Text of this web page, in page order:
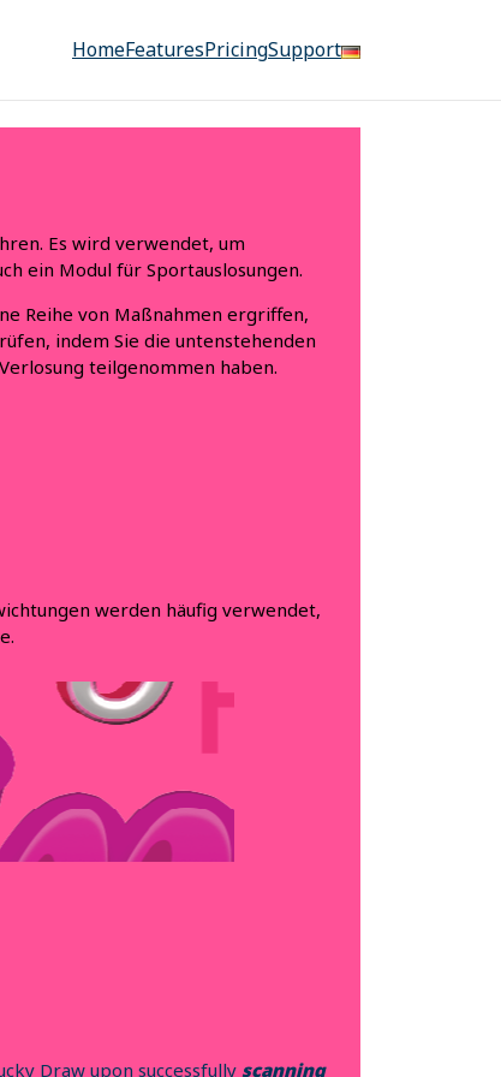
HomeFeaturesPricingSupport
Es wird verwendet, um
ein Modul für Sportauslosungen.
Reihe von Maßnahmen ergriffen,
indem Sie die untenstehenden
teilgenommen haben.
werden häufig verwendet,
Draw upon successfully scanning